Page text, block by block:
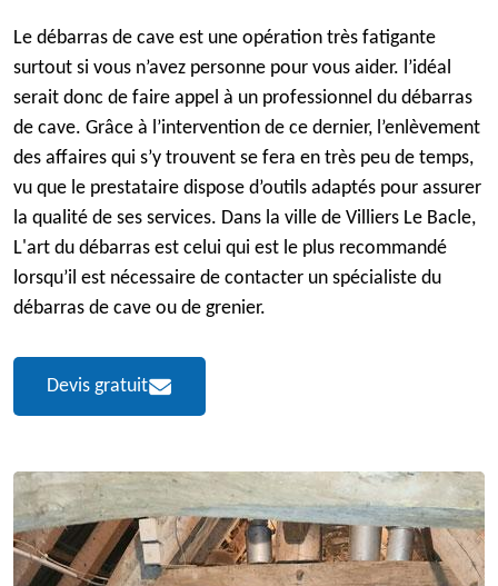
Le débarras de cave est une opération très fatigante
surtout si vous n’avez personne pour vous aider. l’idéal
serait donc de faire appel à un professionnel du débarras
de cave. Grâce à l’intervention de ce dernier, l’enlèvement
des affaires qui s’y trouvent se fera en très peu de temps,
vu que le prestataire dispose d’outils adaptés pour assurer
la qualité de ses services. Dans la ville de Villiers Le Bacle,
L'art du débarras est celui qui est le plus recommandé
lorsqu’il est nécessaire de contacter un spécialiste du
débarras de cave ou de grenier.
Devis gratuit